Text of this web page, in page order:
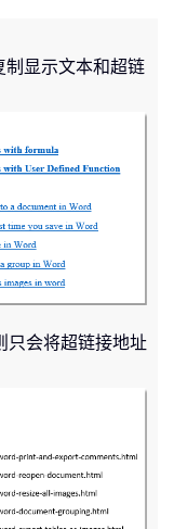
显示文本和超链
只会将超链接地址